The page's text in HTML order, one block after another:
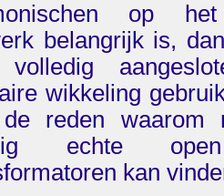
op
belangrijk is,
volledig
wikkeling
reden waarom
echte
kan